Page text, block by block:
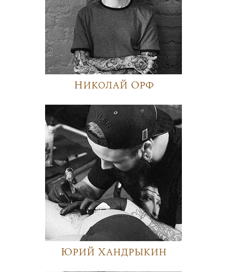
Николай Орф
Юрий Хандрыкин